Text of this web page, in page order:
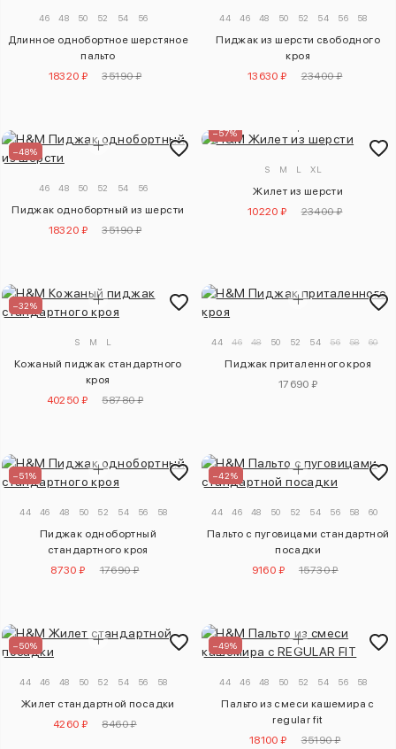
46 48 50 52 54 56
Длинное однобортное шерстяное
пальто
18320 ₽
35190 ₽
44 46 48 50 52 54 56 58
Пиджак из шерсти свободного
кроя
13630 ₽
23400 ₽
–48%
46 48 50 52 54 56
Пиджак однобортный из шерсти
18320 ₽
35190 ₽
–57%
S M L XL
Жилет из шерсти
10220 ₽
23400 ₽
–32%
S M L
Кожаный пиджак стандартного
кроя
40250 ₽
58780 ₽
44 46 48 50 52 54 56 58 60
Пиджак приталенного кроя
17690 ₽
–51%
44 46 48 50 52 54 56 58
Пиджак однобортный
стандартного кроя
8730 ₽
17690 ₽
–42%
44 46 48 50 52 54 56 58 60
Пальто с пуговицами стандартной
посадки
9160 ₽
15730 ₽
–50%
44 46 48 50 52 54 56 58
Жилет стандартной посадки
4260 ₽
8460 ₽
–49%
44 46 48 50 52 54 56 58
Пальто из смеси кашемира с
regular fit
18100 ₽
35190 ₽